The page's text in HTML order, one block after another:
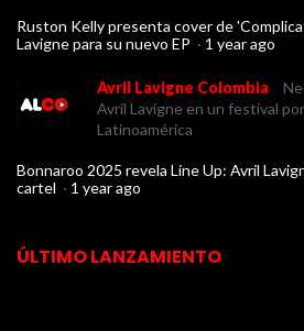
Ruston Kelly presenta cover de
Lavigne para su nuevo EP · 1 year ago
Avril Lavigne Colombia
Avril Lavigne en un festival por
Latinoamérica
Bonnaroo 2025 revela Line Up: Avril
cartel · 1 year ago
ÚLTIMO LANZAMIENTO